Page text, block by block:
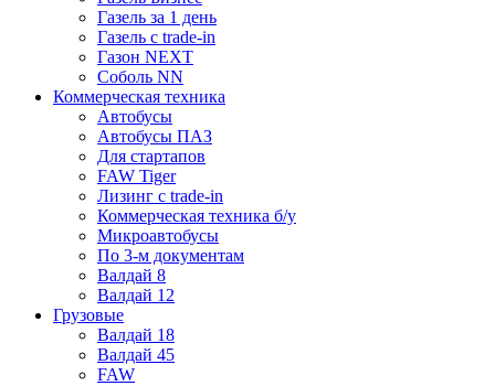
Газель за 1 день
Газель с trade-in
Газон NEXT
Соболь NN
Коммерческая техника
Автобусы
Автобусы ПАЗ
Для стартапов
FAW Tiger
Лизинг с trade-in
Коммерческая техника б/у
Микроавтобусы
По 3-м документам
Валдай 8
Валдай 12
Грузовые
Валдай 18
Валдай 45
FAW